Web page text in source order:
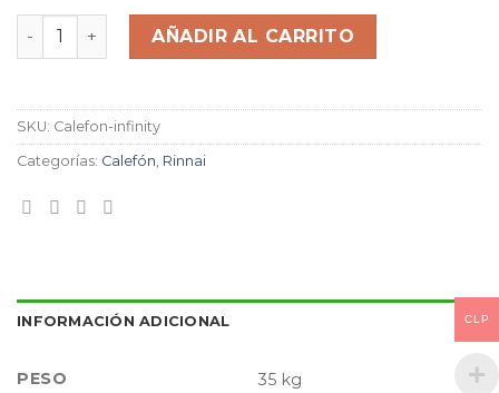
AÑADIR AL CARRITO
SKU: Calefon-infinity
Categorías: Calefón Rinnai
INFORMACIÓN ADICIONAL
PESO
35 kg
CLP